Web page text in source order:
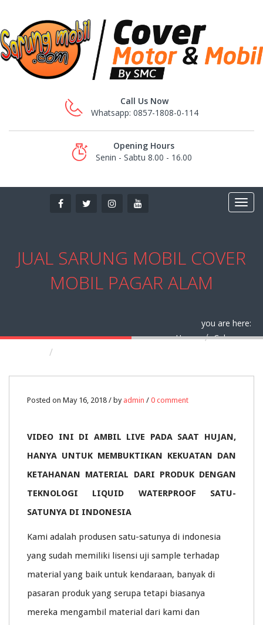
Call Us Now
Whatsapp: 0857-1808-0-114
Opening Hours
Senin - Sabtu 8.00 - 16.00
JUAL SARUNG MOBIL COVER
MOBIL PAGAR ALAM
you are here:
Home
Cabang
16
0
Posted on May 16, 2018 / by admin / 0 comment
VIDEO INI DI AMBIL LIVE PADA SAAT HUJAN,
HANYA UNTUK MEMBUKTIKAN KEKUATAN DAN
KETAHANAN MATERIAL DARI PRODUK DENGAN
TEKNOLOGI LIQUID WATERPROOF SATU-
SATUNYA DI INDONESIA
Kami adalah produsen satu-satunya di indonesia
yang sudah memiliki lisensi uji sample terhadap
material yang baik untuk kendaraan, banyak di
pasaran produk yang serupa tetapi biasanya
mereka mengambil material dari kami dan